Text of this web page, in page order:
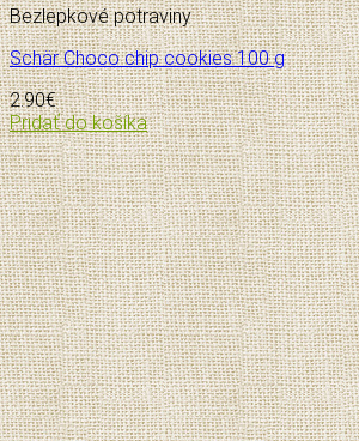
Bezlepkové potraviny
Schär Choco chip cookies 100 g
2.90€
Pridať do košíka